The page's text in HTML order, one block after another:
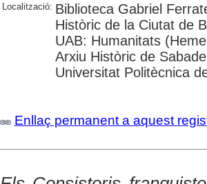
Localització: Biblioteca Gabriel
Històric de la Ciutat de
UAB: Humanitats
Arxiu Històric de
Universitat Politècnica
Enllaç permanent a aquest